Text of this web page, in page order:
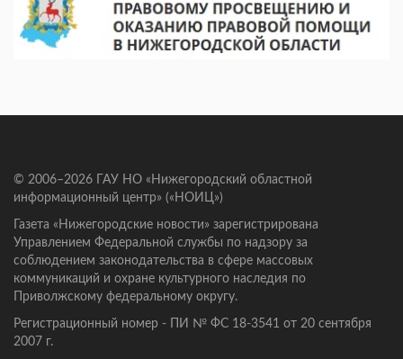
© 2006–2026 ГАУ НО «Нижегородский областной
информационный центр» («НОИЦ»)
Газета «Нижегородские новости» зарегистрирована
Управлением Федеральной службы по надзору за
соблюдением законодательства в сфере массовых
коммуникаций и охране культурного наследия по
Приволжскому федеральному округу.
Регистрационный номер - ПИ № ФС 18-3541 от 20 сентября
2007 г.